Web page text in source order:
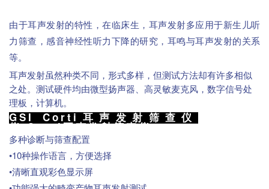
由于耳声发射的特性 ， 在临床生 ， 耳声发射多应用于新生儿听
力筛查 ， 感音神经性听力下降的研究 ， 耳鸣与耳声发射的关系
等。
耳声发射虽然种类不同 ， 形式多样 ， 但测试方法却有许多相似
之处。 测试硬件均由微型扬声器 高灵敏麦克风 ， 数字信号处
理板 ， 计算机。
GSI Corti 耳声发射筛查仪
仪Corti耳声发射筛查仪
多种诊断与筛查配置
•10种操作语言 ， 方便选择
•清晰直观彩色显示屏